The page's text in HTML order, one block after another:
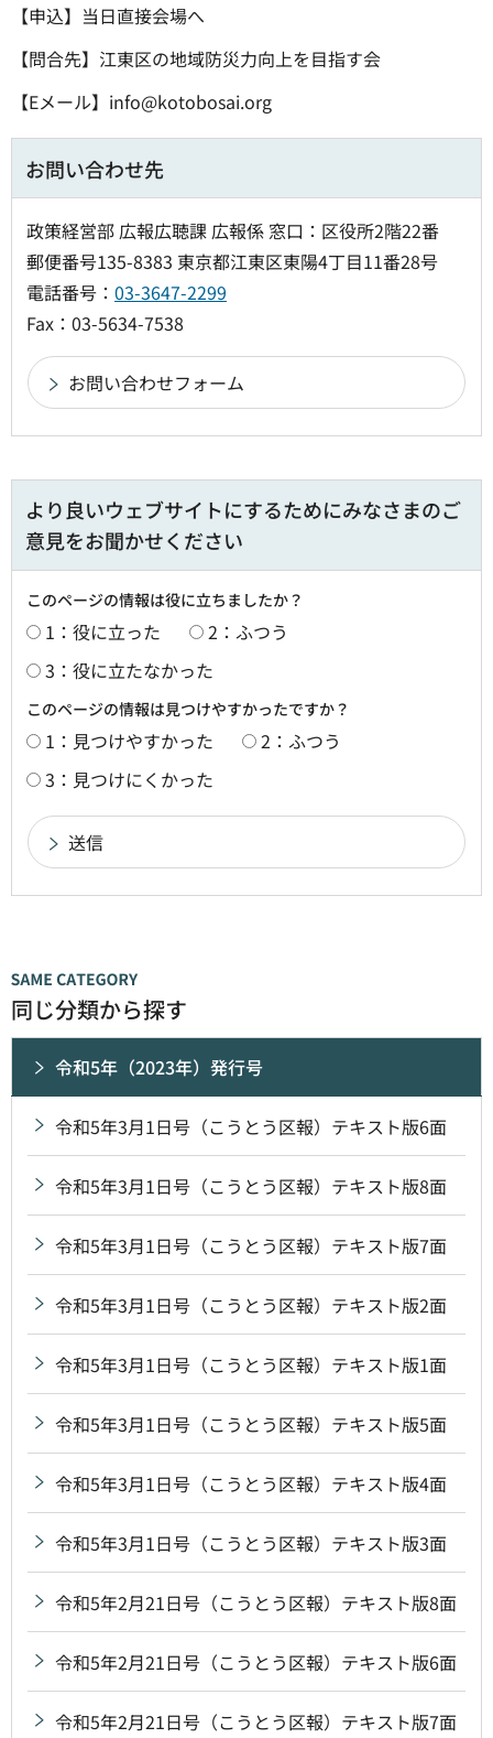
【申込】当日直接会場へ
【問合先】江東区の地域防災力向上を目指す会
【Eメール】info@kotobosai.org
お問い合わせ先
政策経営部 広報広聴課 広報係 窓口：区役所2階22番
郵便番号135-8383 東京都江東区東陽4丁目11番28号
電話番号： 03-3647-2299
Fax：03-5634-7538
より良いウェブサイトにするためにみなさまのご
意見をお聞かせください
このページの情報は役に立ちましたか？
1：役に立った
2：ふつう
3：役に立たなかった
このページの情報は見つけやすかったですか？
1：見つけやすかった
2：ふつう
3：見つけにくかった
同じ分類から探す
令和5年（2023年）発行号
令和5年3月1日号（こうとう区報）テキスト版6面
令和5年3月1日号（こうとう区報）テキスト版8面
令和5年3月1日号（こうとう区報）テキスト版7面
令和5年3月1日号（こうとう区報）テキスト版2面
令和5年3月1日号（こうとう区報）テキスト版1面
令和5年3月1日号（こうとう区報）テキスト版5面
令和5年3月1日号（こうとう区報）テキスト版4面
令和5年3月1日号（こうとう区報）テキスト版3面
令和5年2月21日号（こうとう区報）テキスト版8面
令和5年2月21日号（こうとう区報）テキスト版6面
令和5年2月21日号（こうとう区報）テキスト版7面